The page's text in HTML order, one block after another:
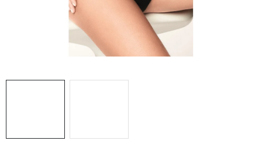
Podmínky ochrany osobních údajů
Napište nám
Reklamace a vrácení zboží